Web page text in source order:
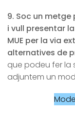
9. Soc un
i vull presentar
MUE per la via
alternatives de
que podeu fer la
adjuntem un